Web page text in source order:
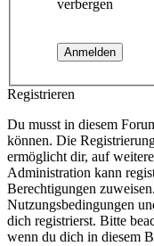
verbergen
Registrieren
Du musst in diesem
können. Die
ermöglicht dir, auf
Administration kann
Berechtigungen
Nutzungsbedingungen
dich registrierst. Bitte
wenn du dich in diesem